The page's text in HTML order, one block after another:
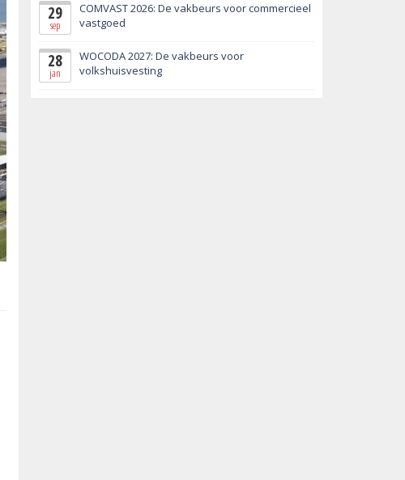
29
sep
COMVAST 2026: De vakbeurs voor commercieel
vastgoed
28
jan
WOCODA 2027: De vakbeurs voor
volkshuisvesting